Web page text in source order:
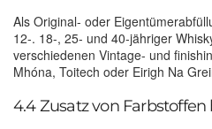
Als Original- oder
12-. 18-, 25- und 40-jähriger
verschiedenen Vintage- und
Mhóna, Toitech oder Eirigh Na
4.4 Zusatz von